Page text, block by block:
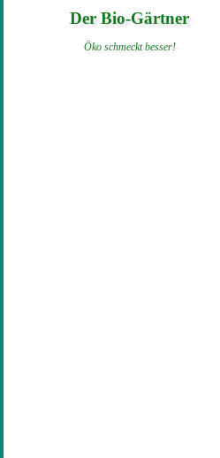
Der Bio-Gärtner
Öko schmeckt besser!